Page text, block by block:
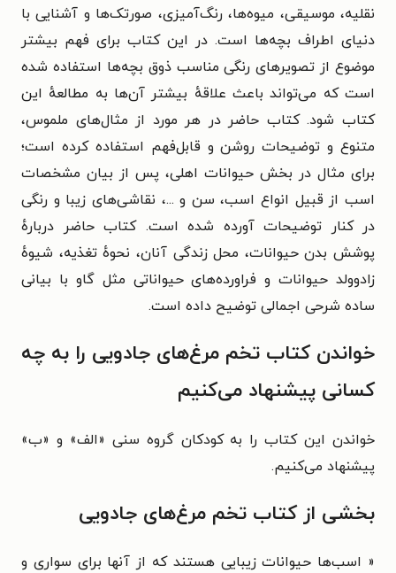
نقلیه، موسیقی، میوه‌ها، رنگ‌آمیزی، صورتک‌ها و آشنایی با
دنیای اطراف بچه‌ها است. در این کتاب برای فهم بیشتر
موضوع از تصویرهای رنگی مناسب ذوق بچه‌ها استفاده شده
است که می‌تواند باعث علاقهٔ بیشتر آن‌ها به مطالعهٔ این
کتاب شود. کتاب حاضر در هر مورد از مثال‌های ملموس،
متنوع و توضیحات روشن و قابل‌فهم استفاده کرده است؛‌
برای مثال در بخش حیوانات اهلی، پس از بیان مشخصات
اسب از قبیل انواع اسب، سن و ...، نقاشی‌های زیبا و رنگی
در کنار توضیحات آورده شده است. کتاب حاضر در‌بارهٔ
پوشش بدن حیوانات، محل زندگی آنان، نحوهٔ تغذیه، شیوهٔ
زادوولد حیوانات و فراورده‌های حیواناتی مثل گاو با بیانی
ساده شرحی اجمالی توضیح داده است.
خواندن کتاب تخم مرغ‌های جادویی را به چه
کسانی پیشنهاد می‌کنیم
خواندن این کتاب را به کودکان گروه سنی «الف» و «ب»
پیشنهاد می‌کنیم.
بخشی از کتاب تخم مرغ‌های جادویی
« اسب‌ها حیوانات زیبایی هستند که از آنها برای سواری و